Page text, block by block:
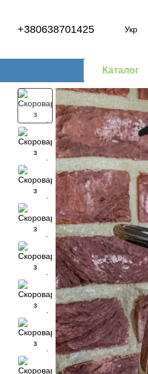
+380638701425 Укр
Каталог